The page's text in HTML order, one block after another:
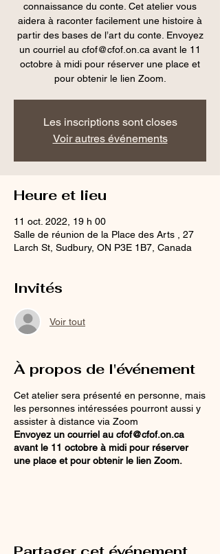
connaissance du conte. Cet atelier vous
aidera à raconter facilement une histoire à
partir des bases de l’art du conte. Envoyez
un courriel au cfof@cfof.on.ca avant le 11
octobre à midi pour réserver une place et
Les inscriptions sont closes
Voir autres événements
Heure et lieu
11 oct. 2022, 19 h 00
Salle de réunion de la Place des Arts , 27
Larch St, Sudbury, ON P3E 1B7, Canada
Invités
Voir tout
À propos de l'événement
Cet atelier sera présenté en personne, mais
les personnes intéressées pourront aussi y
assister à distance via Zoom
Envoyez un courriel au cfof@cfof.on.ca
avant le 11 octobre à midi pour réserver
une place et pour obtenir le lien Zoom.